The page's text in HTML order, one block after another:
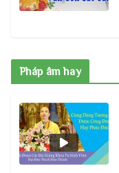
Pháp âm hay